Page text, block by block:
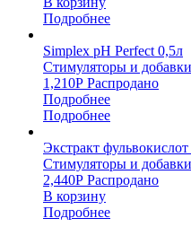
Подробнее
Simplex pH Perfect 0,5л
Стимуляторы и добавки
1,210Р Распродано
Подробнее
Подробнее
Экстракт
Стимуляторы и добавки
2,440Р Распродано
В корзину
Подробнее